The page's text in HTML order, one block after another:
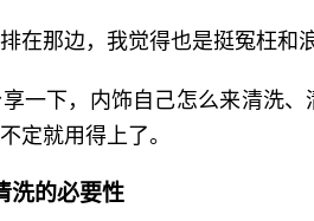
在那边，我觉得也是挺冤枉和
一下，内饰自己怎么来清洗
定就用得上了。
洗的必要性